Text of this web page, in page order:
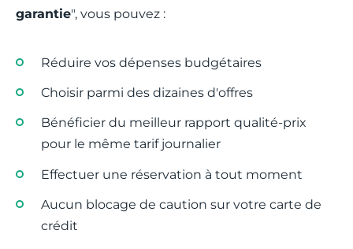
garantie", vous pouvez :
Réduire vos dépenses budgétaires
Choisir parmi des dizaines d'offres
Bénéficier du meilleur rapport qualité-prix
pour le même tarif journalier
Effectuer une réservation à tout moment
Aucun blocage de caution sur votre carte de
crédit